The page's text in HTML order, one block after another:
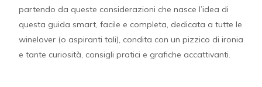
partendo da queste considerazioni che nasce l’idea di
questa guida smart, facile e completa, dedicata a tutte le
winelover (o aspiranti tali), condita con un pizzico di ironia
e tante curiosità, consigli pratici e grafiche accattivanti.